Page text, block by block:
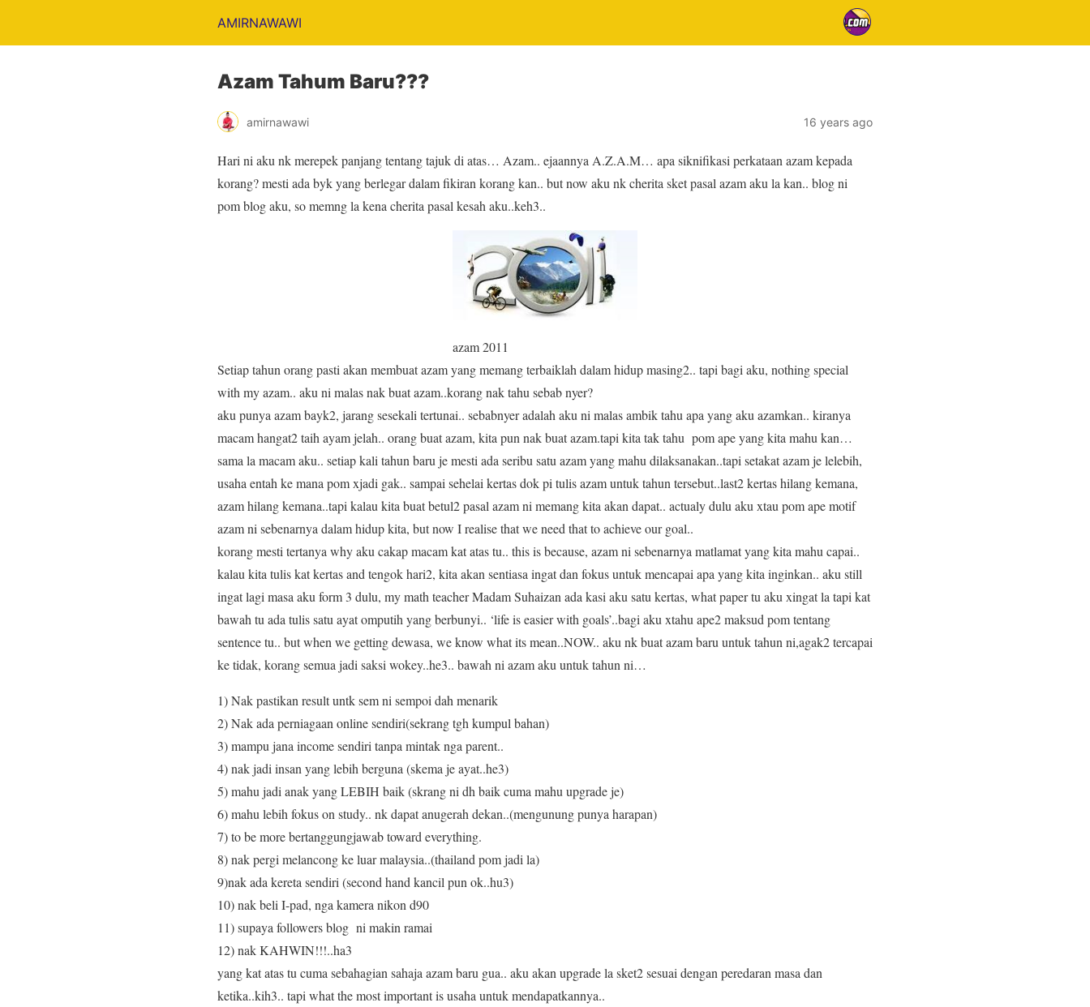
AMIRNAWAWI
Azam Tahum Baru???
amirnawawi 16 years ago
Hari ni aku nk merepek panjang tentang tajuk di atas… Azam.. ejaannya A.Z.A.M… apa siknifikasi perkataan azam kepada
korang? mesti ada byk yang berlegar dalam fikiran korang kan.. but now aku nk cherita sket pasal azam aku la kan.. blog ni
pom blog aku, so memng la kena cherita pasal kesah aku..keh3..
azam 2011
Setiap tahun orang pasti akan membuat azam yang memang terbaiklah dalam hidup masing2.. tapi bagi aku, nothing special
with my azam.. aku ni malas nak buat azam..korang nak tahu sebab nyer?
aku punya azam bayk2, jarang sesekali tertunai.. sebabnyer adalah aku ni malas ambik tahu apa yang aku azamkan.. kiranya
macam hangat2 taih ayam jelah.. orang buat azam, kita pun nak buat azam.tapi kita tak tahu pom ape yang kita mahu kan…
sama la macam aku.. setiap kali tahun baru je mesti ada seribu satu azam yang mahu dilaksanakan..tapi setakat azam je lelebih,
usaha entah ke mana pom xjadi gak.. sampai sehelai kertas dok pi tulis azam untuk tahun tersebut..last2 kertas hilang kemana,
azam hilang kemana..tapi kalau kita buat betul2 pasal azam ni memang kita akan dapat.. actualy dulu aku xtau pom ape motif
azam ni sebenarnya dalam hidup kita, but now I realise that we need that to achieve our goal..
korang mesti tertanya why aku cakap macam kat atas tu.. this is because, azam ni sebenarnya matlamat yang kita mahu capai..
kalau kita tulis kat kertas and tengok hari2, kita akan sentiasa ingat dan fokus untuk mencapai apa yang kita inginkan.. aku still
ingat lagi masa aku form 3 dulu, my math teacher Madam Suhaizan ada kasi aku satu kertas, what paper tu aku xingat la tapi kat
bawah tu ada tulis satu ayat omputih yang berbunyi.. ‘life is easier with goals’..bagi aku xtahu ape2 maksud pom tentang
sentence tu.. but when we getting dewasa, we know what its mean..NOW.. aku nk buat azam baru untuk tahun ni,agak2 tercapai
ke tidak, korang semua jadi saksi wokey..he3.. bawah ni azam aku untuk tahun ni…
1) Nak pastikan result untk sem ni sempoi dah menarik
2) Nak ada perniagaan online sendiri(sekrang tgh kumpul bahan)
3) mampu jana income sendiri tanpa mintak nga parent..
4) nak jadi insan yang lebih berguna (skema je ayat..he3)
5) mahu jadi anak yang LEBIH baik (skrang ni dh baik cuma mahu upgrade je)
6) mahu lebih fokus on study.. nk dapat anugerah dekan..(mengunung punya harapan)
7) to be more bertanggungjawab toward everything.
8) nak pergi melancong ke luar malaysia..(thailand pom jadi la)
9)nak ada kereta sendiri (second hand kancil pun ok..hu3)
10) nak beli I-pad, nga kamera nikon d90
11) supaya followers blog ni makin ramai
12) nak KAHWIN!!!..ha3
yang kat atas tu cuma sebahagian sahaja azam baru gua.. aku akan upgrade la sket2 sesuai dengan peredaran masa dan
ketika..kih3.. tapi what the most important is usaha untuk mendapatkannya..